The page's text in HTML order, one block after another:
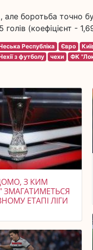
але боротьба точно
(коефіцієнт -
Республіка Євро
з футболу чехи ФК
З КИМ
ЕТАПІ ЛІГИ